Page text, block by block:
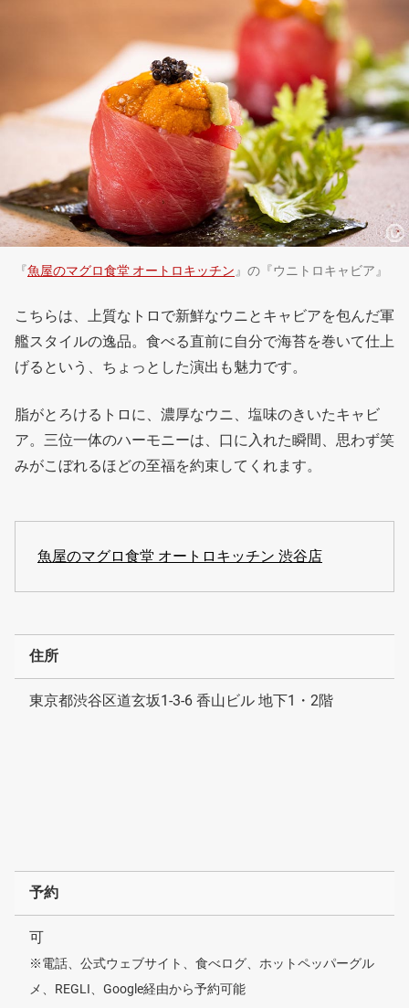
『魚屋のマグロ食堂 オートロキッチン 』の『ウニトロキャビア』
こちらは、上質なトロで新鮮なウニとキャビアを包んだ軍
艦スタイルの逸品。食べる直前に自分で海苔を巻いて仕上
げるという、ちょっとした演出も魅力です。
脂がとろけるトロに、濃厚なウニ、塩味のきいたキャビ
ア。三位一体のハーモニーは、口に入れた瞬間、思わず笑
みがこぼれるほどの至福を約束してくれます。
魚屋のマグロ食堂 オートロキッチン 渋谷店
住所
東京都渋谷区道玄坂1-3-6 香山ビル 地下1・2階
予約
可
※電話、公式ウェブサイト、食べログ、ホットペッパーグル
メ、REGLI、Google経由から予約可能